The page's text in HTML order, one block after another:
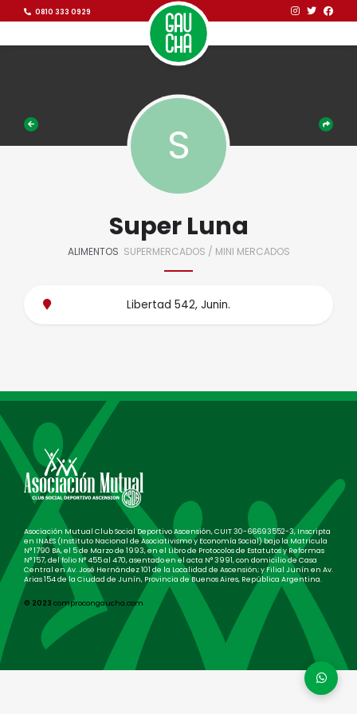
0810 333 0929
Super Luna
ALIMENTOS SUPERMERCADOS / MINI MERCADOS
Libertad 542, Junin.
Asociación Mutual Club Social Deportivo Ascensión, CUIT 30-66693552-3, Inscripta
en INAES (Instituto Nacional de Asociativismo y Economía Social) bajo la Matricula
N° 1790 BA, el 5 de Marzo de 1993, en el Libro de Protocolos de Estatutos y Reformas
N° 157, del folio N° 455 al 470, asentado en el acta N° 3991, con domicilio de Casa
Central en Av. José Hernández 101 de la Localidad de Ascensión; y Filial Junín en Av.
Arias 154 de la Ciudad de Junín, Provincia de Buenos Aires, República Argentina.
© 2023 comprocongaucha.com